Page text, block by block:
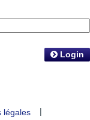
Login
légales
|